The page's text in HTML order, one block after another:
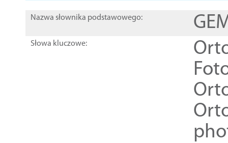
Nazwa słownika podstawowego:
Słowa kluczowe: